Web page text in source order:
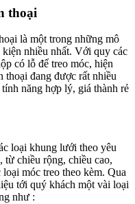
thoại
là một trong những mô
nhiều nhất. Với quy các
có lỗ để treo móc, hiện
thoại đang được rất nhiều
năng hợp lý, giá thành rẻ
loại khung lưới theo yêu
từ chiều rộng, chiều cao,
móc treo theo kèm. Qua
tới quý khách một vài loại
như :